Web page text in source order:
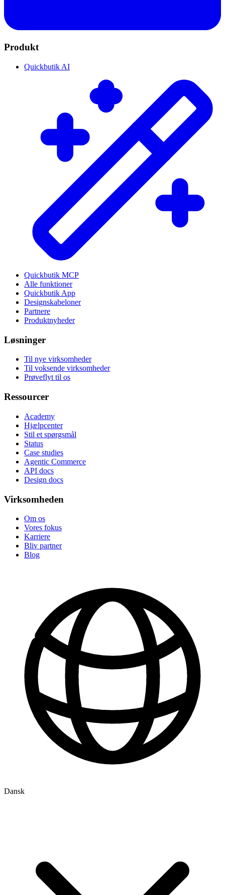
Produkt
Quickbutik AI
Quickbutik MCP
Alle funktioner
Quickbutik App
Designskabeloner
Partnere
Produktnyheder
Løsninger
Til nye virksomheder
Til voksende virksomheder
Prøveflyt til os
Ressourcer
Academy
Hjælpcenter
Stil et spørgsmål
Status
Case studies
Agentic Commerce
API docs
Design docs
Virksomheden
Om os
Vores fokus
Karriere
Bliv partner
Blog
Dansk